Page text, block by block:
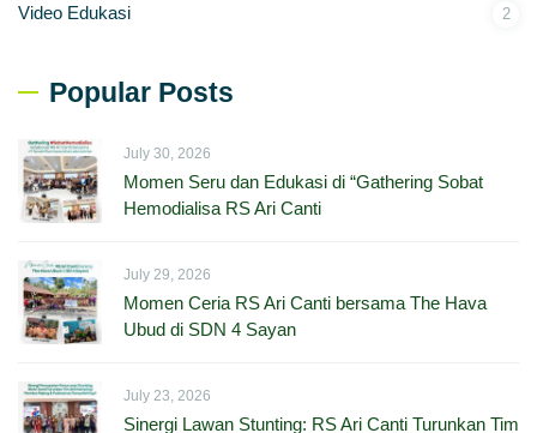
Video Edukasi 2
Popular Posts
July 30, 2026
Momen Seru dan Edukasi di “Gathering Sobat
Hemodialisa RS Ari Canti
July 29, 2026
Momen Ceria RS Ari Canti bersama The Hava
Ubud di SDN 4 Sayan
July 23, 2026
Sinergi Lawan Stunting: RS Ari Canti Turunkan Tim